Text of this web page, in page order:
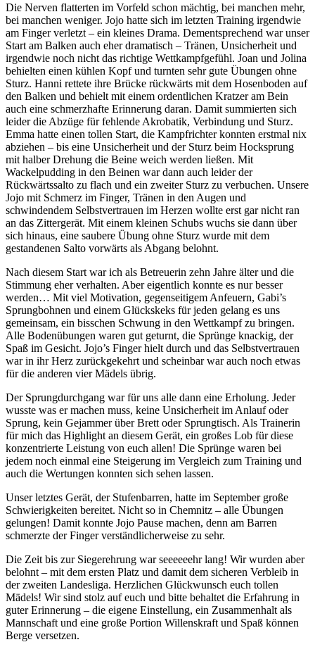
Die Nerven flatterten im Vorfeld schon mächtig, bei manchen mehr,
bei manchen weniger. Jojo hatte sich im letzten Training irgendwie
am Finger verletzt – ein kleines Drama. Dementsprechend war unser
Start am Balken auch eher dramatisch – Tränen, Unsicherheit und
irgendwie noch nicht das richtige Wettkampfgefühl. Joan und Jolina
behielten einen kühlen Kopf und turnten sehr gute Übungen ohne
Sturz. Hanni rettete ihre Brücke rückwärts mit dem Hosenboden auf
den Balken und behielt mit einem ordentlichen Kratzer am Bein
auch eine schmerzhafte Erinnerung daran. Damit summierten sich
leider die Abzüge für fehlende Akrobatik, Verbindung und Sturz.
Emma hatte einen tollen Start, die Kampfrichter konnten erstmal nix
abziehen – bis eine Unsicherheit und der Sturz beim Hocksprung
mit halber Drehung die Beine weich werden ließen. Mit
Wackelpudding in den Beinen war dann auch leider der
Rückwärtssalto zu flach und ein zweiter Sturz zu verbuchen. Unsere
Jojo mit Schmerz im Finger, Tränen in den Augen und
schwindendem Selbstvertrauen im Herzen wollte erst gar nicht ran
an das Zittergerät. Mit einem kleinen Schubs wuchs sie dann über
sich hinaus, eine saubere Übung ohne Sturz wurde mit dem
gestandenen Salto vorwärts als Abgang belohnt.
Nach diesem Start war ich als Betreuerin zehn Jahre älter und die
Stimmung eher verhalten. Aber eigentlich konnte es nur besser
werden… Mit viel Motivation, gegenseitigem Anfeuern, Gabi’s
Sprungbohnen und einem Glückskeks für jeden gelang es uns
gemeinsam, ein bisschen Schwung in den Wettkampf zu bringen.
Alle Bodenübungen waren gut geturnt, die Sprünge knackig, der
Spaß im Gesicht. Jojo’s Finger hielt durch und das Selbstvertrauen
war in ihr Herz zurückgekehrt und scheinbar war auch noch etwas
für die anderen vier Mädels übrig.
Der Sprungdurchgang war für uns alle dann eine Erholung. Jeder
wusste was er machen muss, keine Unsicherheit im Anlauf oder
Sprung, kein Gejammer über Brett oder Sprungtisch. Als Trainerin
für mich das Highlight an diesem Gerät, ein großes Lob für diese
konzentrierte Leistung von euch allen! Die Sprünge waren bei
jedem noch einmal eine Steigerung im Vergleich zum Training und
auch die Wertungen konnten sich sehen lassen.
Unser letztes Gerät, der Stufenbarren, hatte im September große
Schwierigkeiten bereitet. Nicht so in Chemnitz – alle Übungen
gelungen! Damit konnte Jojo Pause machen, denn am Barren
schmerzte der Finger verständlicherweise zu sehr.
Die Zeit bis zur Siegerehrung war seeeeeehr lang! Wir wurden aber
belohnt – mit dem ersten Platz und damit dem sicheren Verbleib in
der zweiten Landesliga. Herzlichen Glückwunsch euch tollen
Mädels! Wir sind stolz auf euch und bitte behaltet die Erfahrung in
guter Erinnerung – die eigene Einstellung, ein Zusammenhalt als
Mannschaft und eine große Portion Willenskraft und Spaß können
Berge versetzen.